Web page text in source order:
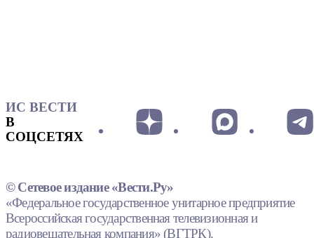
ИС ВЕСТИ
В
СОЦСЕТЯХ
© Сетевое издание «Вести.Ру»
«Федеральное государственное унитарное предприятие
Всероссийская государственная телевизионная и
радиовещательная компания» (ВГТРК).